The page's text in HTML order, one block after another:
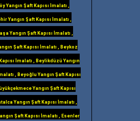
Yangın Şaft Kapısı İmalatı ,
Yangın Şaft Kapısı İmalatı ,
Yangın Şaft Kapısı İmalatı ,
Şaft Kapısı İmalatı , Beykoz
İmalatı , Beylikdüzü Yangın
, Beyoğlu Yangın Şaft Kapısı
Yangın Şaft Kapısı
Yangın Şaft Kapısı İmalatı ,
Şaft Kapısı İmalatı , Esenler